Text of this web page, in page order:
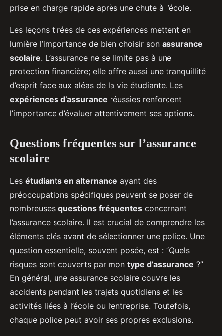
prise en charge rapide après une chute à l’école.
Les leçons tirées de ces expériences mettent en
lumière l’importance de bien choisir son assurance
scolaire. L’assurance ne se limite pas à une
protection financière; elle offre aussi une tranquillité
d’esprit face aux aléas de la vie étudiante. Les
expériences d’assurance réussies renforcent
l’importance d’évaluer attentivement ses options.
Questions fréquentes sur l’assurance
scolaire
Les étudiants en alternance ayant des
préoccupations spécifiques peuvent se poser de
nombreuses questions fréquentes concernant
l’assurance scolaire. Il est crucial de comprendre les
éléments clés avant de sélectionner une police. Une
question essentielle, souvent posée, est : “Quels
risques sont couverts par mon type d’assurance ?”
En général, une assurance scolaire couvre les
accidents pendant les trajets quotidiens et les
activités liées à l’école ou l’entreprise. Toutefois,
chaque police peut avoir ses propres exclusions.